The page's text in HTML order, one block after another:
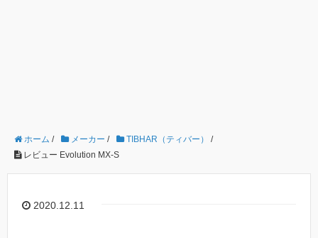
ホーム / メーカー / TIBHAR（ティバー）
/
レビュー Evolution MX-S
2020.12.11